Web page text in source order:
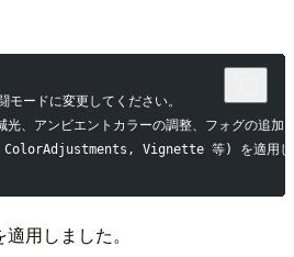
ードに変更してください。
アンビエントカラーの調整、フォグの追加
ColorAdjustments, Vignette 等) を適用し
用しました。